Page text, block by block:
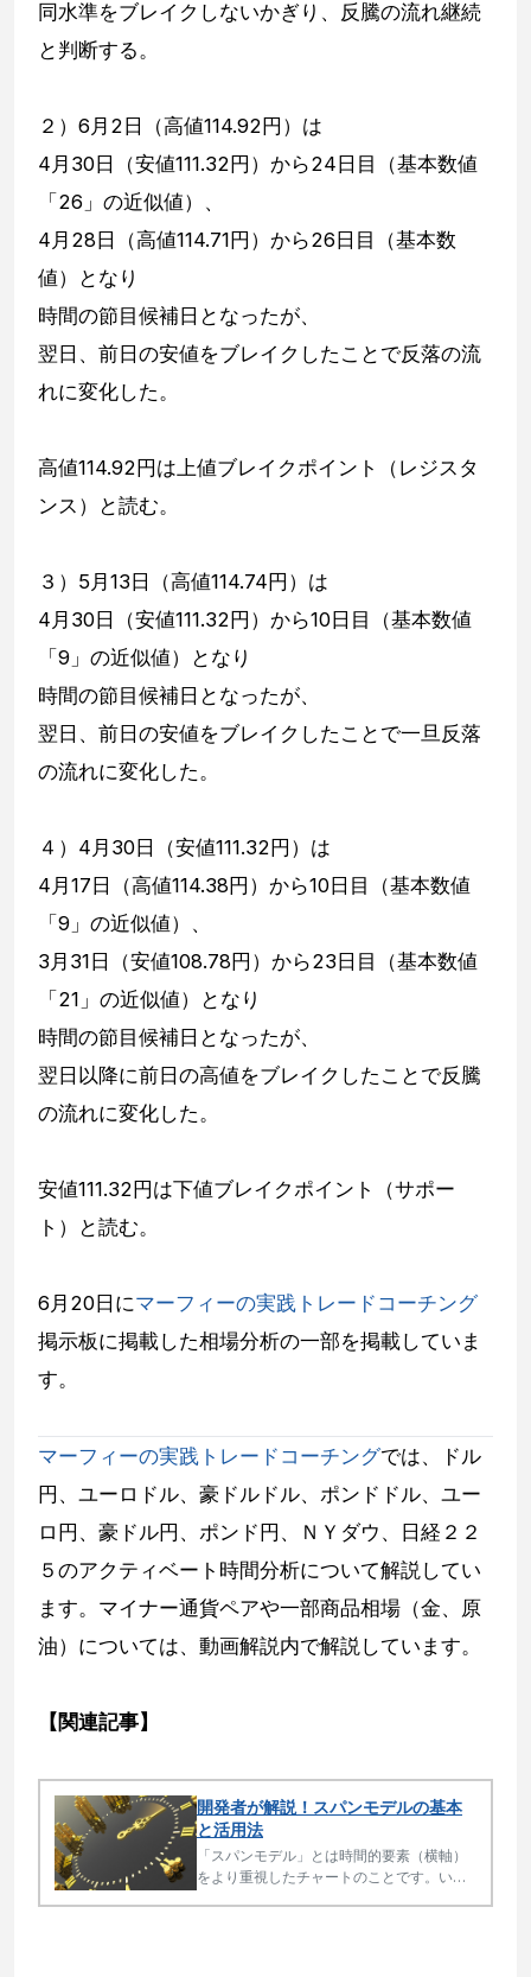
同水準をブレイクしないかぎり、反騰の流れ継続
と判断する。
２）6月2日（高値114.92円）は
4月30日（安値111.32円）から24日目（基本数値
「26」の近似値）、
4月28日（高値114.71円）から26日目（基本数
値）となり
時間の節目候補日となったが、
翌日、前日の安値をブレイクしたことで反落の流
れに変化した。
高値114.92円は上値ブレイクポイント（レジスタ
ンス）と読む。
３）5月13日（高値114.74円）は
4月30日（安値111.32円）から10日目（基本数値
「9」の近似値）となり
時間の節目候補日となったが、
翌日、前日の安値をブレイクしたことで一旦反落
の流れに変化した。
４）4月30日（安値111.32円）は
4月17日（高値114.38円）から10日目（基本数値
「9」の近似値）、
3月31日（安値108.78円）から23日目（基本数値
「21」の近似値）となり
時間の節目候補日となったが、
翌日以降に前日の高値をブレイクしたことで反騰
の流れに変化した。
安値111.32円は下値ブレイクポイント（サポー
ト）と読む。
6月20日にマーフィーの実践トレードコーチング
掲示板に掲載した相場分析の一部を掲載していま
す。
マーフィーの実践トレードコーチングでは、ドル
円、ユーロドル、豪ドルドル、ポンドドル、ユー
ロ円、豪ドル円、ポンド円、ＮＹダウ、日経２２
５のアクティベート時間分析について解説してい
ます。マイナー通貨ペアや一部商品相場（金、原
油）については、動画解説内で解説しています。
【関連記事】
開発者が解説！スパンモデルの基本
と活用法
「スパンモデル」とは時間的要素（横軸）
をより重視したチャートのことです。いつ